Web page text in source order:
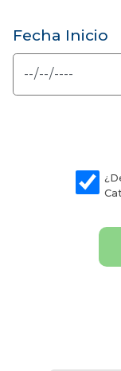
Fecha Inicio